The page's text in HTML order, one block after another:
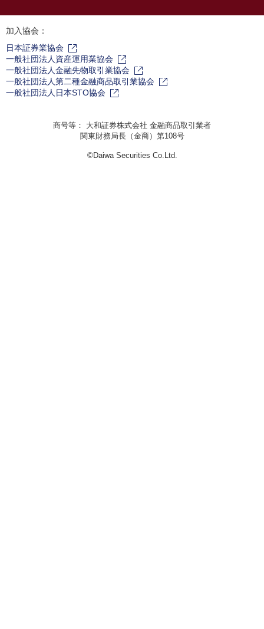
加入協会：
日本証券業協会
一般社団法人資産運用業協会
一般社団法人金融先物取引業協会
一般社団法人第二種金融商品取引業協会
一般社団法人日本STO協会
商号等： 大和証券株式会社 金融商品取引業者
関東財務局長（金商）第108号
©Daiwa Securities Co.Ltd.